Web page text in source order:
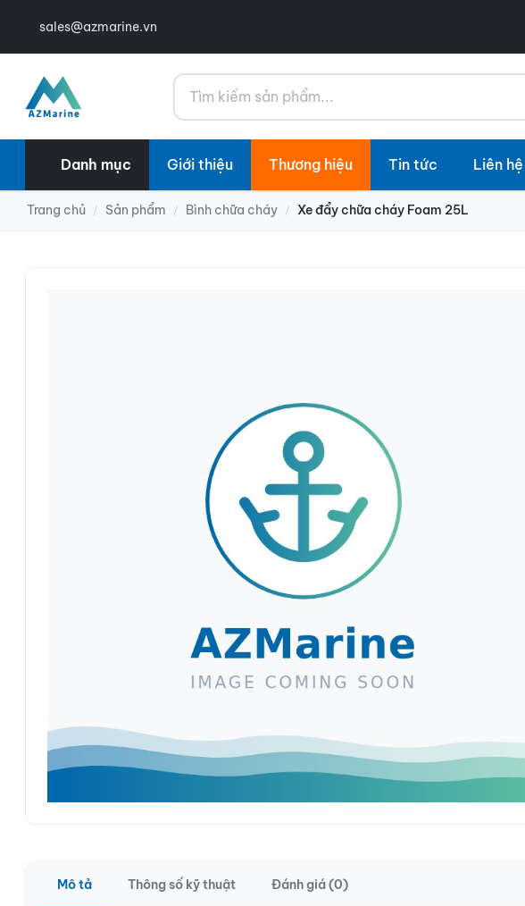
sales@azmarine.vn
Tìm kiếm
Danh mục Giới thiệu Thương hiệu Tin tức Liên hệ
Trang chủ / Sản phẩm / Bình chữa cháy / Xe đẩy chữa cháy Foam 25L
Mô tả Thông số kỹ thuật Đánh giá (0)